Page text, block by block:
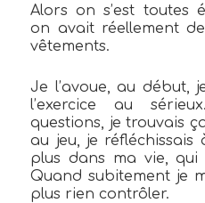
Alors on s’est toutes
on avait réellement
vêtements.
Je l’avoue, au début,
l’exercice au
questions, je trouvais
au jeu, je réfléchissais
plus dans ma vie, qui
Quand subitement je
plus rien contrôler.